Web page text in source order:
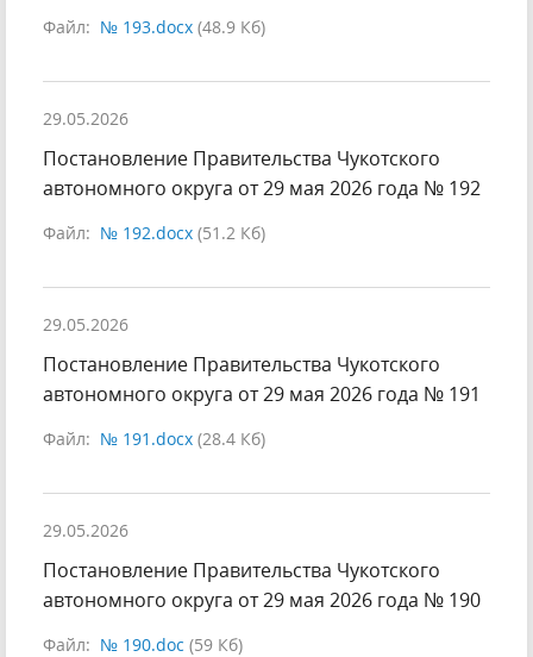
Файл: № 193.docx (48.9 Кб)
29.05.2026
Постановление Правительства Чукотского
автономного округа от 29 мая 2026 года № 192
Файл: № 192.docx (51.2 Кб)
29.05.2026
Постановление Правительства Чукотского
автономного округа от 29 мая 2026 года № 191
Файл: № 191.docx (28.4 Кб)
29.05.2026
Постановление Правительства Чукотского
автономного округа от 29 мая 2026 года № 190
Файл: № 190.doc (59 Кб)